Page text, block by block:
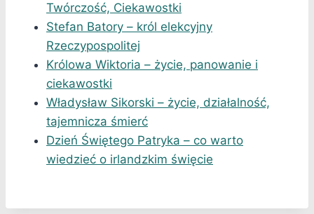
Twórczość, Ciekawostki
Stefan Batory – król elekcyjny
Rzeczypospolitej
Królowa Wiktoria – życie, panowanie i
ciekawostki
Władysław Sikorski – życie, działalność,
tajemnicza śmierć
Dzień Świętego Patryka – co warto
wiedzieć o irlandzkim święcie